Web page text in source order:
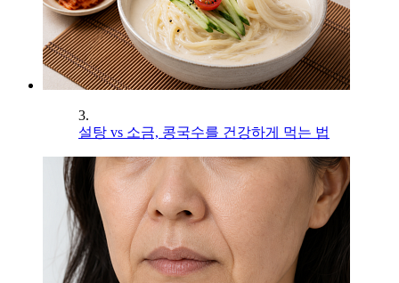
3.
설탕 vs 소금, 콩국수를 건강하게 먹는 법